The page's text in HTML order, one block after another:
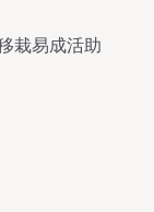
栽易成活助